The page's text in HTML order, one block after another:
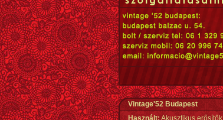
Vintage'52 Budapest
Használt: Akusztikus erősítők